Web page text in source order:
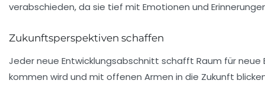
verabschieden, da sie tief mit Emotionen und
Zukunftsperspektiven schaffen
Jeder neue Entwicklungsabschnitt schafft Raum für neue
kommen wird und mit offenen Armen in die Zukunft